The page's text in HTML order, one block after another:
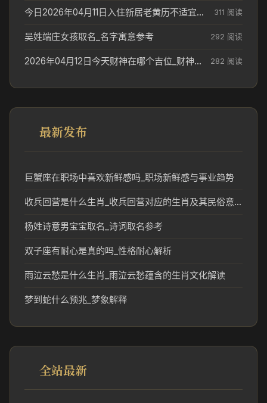
今日2026年04月11日入住新居老黄历不适宜吗_搬家择日参考 311 阅读
吴姓端庄女孩取名_名字寓意参考 292 阅读
2026年04月12日今天财神在哪个吉位_财神方位参考 282 阅读
最新发布
巨蟹座在职场中喜欢新鲜感吗_职场新鲜感与事业趋势
收兵回营是什么生肖_收兵回营对应的生肖及其民俗意义
杨姓诗意男宝宝取名_诗词取名参考
双子座有耐心是真的吗_性格耐心解析
雨泣云愁是什么生肖_雨泣云愁蕴含的生肖文化解读
梦到蛇什么预兆_梦象解释
全站最新